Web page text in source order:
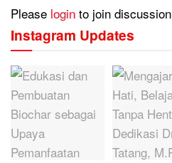
Please login to join discussion
Instagram Updates